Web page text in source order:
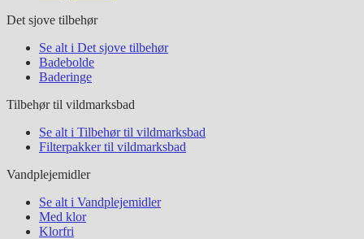
Det sjove tilbehør
Se alt i Det sjove tilbehør
Badebolde
Baderinge
Tilbehør til vildmarksbad
Se alt i Tilbehør til vildmarksbad
Filterpakker til vildmarksbad
Vandplejemidler
Se alt i Vandplejemidler
Med klor
Klorfri